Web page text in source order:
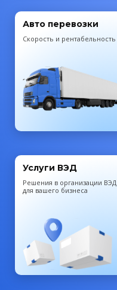
Авто перевозки
Скорость и рентабельность
Услуги ВЭД
Решения в организации ВЭД
для вашего бизнеса